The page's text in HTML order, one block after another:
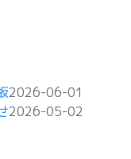
2026-06-01
2026-05-02